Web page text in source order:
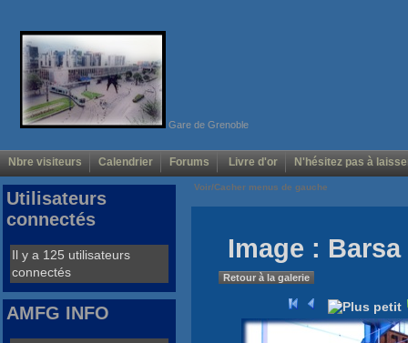
Gare de Grenoble
Nbre visiteurs Calendrier Forums Livre d'or N'hésitez pas à
Voir/Cacher menus de gauche
Image :
Retour à la galerie
Utilisateurs
connectés
Il y a 125 utilisateurs
connectés
AMFG INFO